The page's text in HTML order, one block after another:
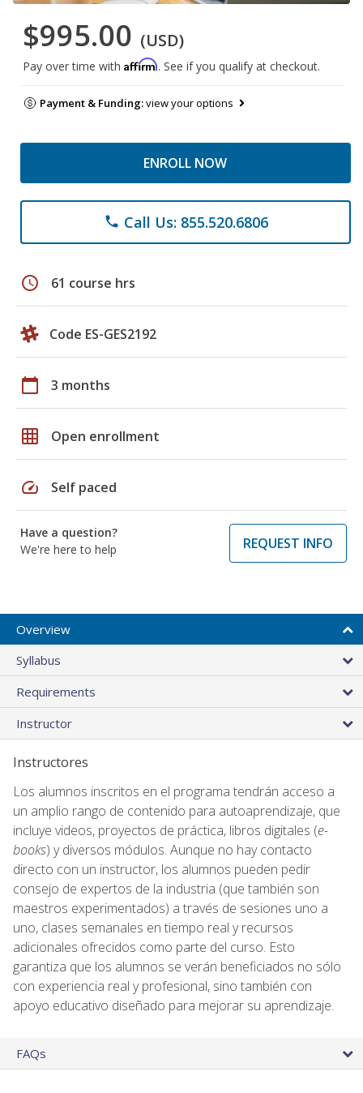
$995.00 (USD)
Pay over time with Affirm. See if you qualify at checkout.
Payment & Funding:view your options
ENROLL NOW
phone Call Us: 855.520.6806
schedule 61 course hrs
Code ES-GES2192
calendar_today 3 months
grid_on Open enrollment
speed Self paced
Have a question?
We're here to help
REQUEST INFO
Overview
Syllabus
Requirements
Instructor
Instructores
Los alumnos inscritos en el programa tendrán acceso a
un amplio rango de contenido para autoaprendizaje, que
incluye videos, proyectos de práctica, libros digitales (e-
books) y diversos módulos. Aunque no hay contacto
directo con un instructor, los alumnos pueden pedir
consejo de expertos de la industria (que también son
maestros experimentados) a través de sesiones uno a
uno, clases semanales en tiempo real y recursos
adicionales ofrecidos como parte del curso. Esto
garantiza que los alumnos se verán beneficiados no sólo
con experiencia real y profesional, sino también con
apoyo educativo diseñado para mejorar su aprendizaje.
FAQs